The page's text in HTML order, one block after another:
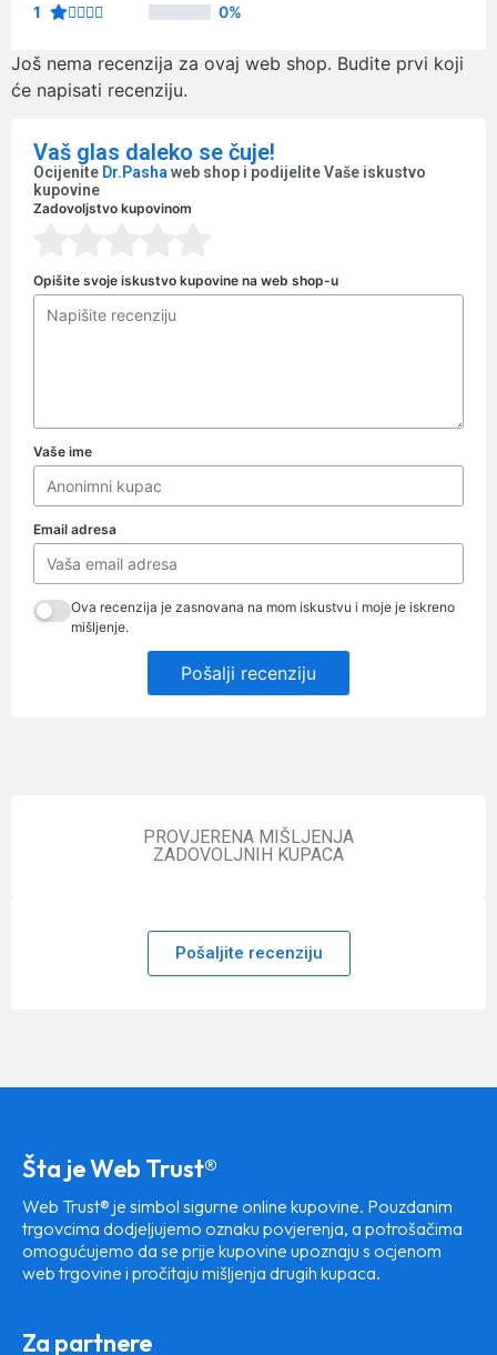
1
0%
Još nema recenzija za ovaj web shop. Budite prvi koji
će napisati recenziju.
Vaš glas daleko se čuje!
Ocijenite Dr.Pasha web shop i podijelite Vaše iskustvo
kupovine
Zadovoljstvo kupovinom
Opišite svoje iskustvo kupovine na web shop-u
Vaše ime
Email adresa
Ova recenzija je zasnovana na mom iskustvu i moje je iskreno
mišljenje.
Pošalji recenziju
PROVJERENA MIŠLJENJA
ZADOVOLJNIH KUPACA
Pošaljite recenziju
Šta je Web Trust®
Web Trust® je simbol sigurne online kupovine. Pouzdanim
trgovcima dodjeljujemo oznaku povjerenja, a potrošačima
omogućujemo da se prije kupovine upoznaju s ocjenom
web trgovine i pročitaju mišljenja drugih kupaca.
Za partnere